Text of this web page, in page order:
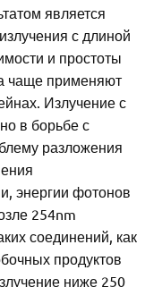
является
с длиной
и простоты
чаще применяют
Излучение с
в борьбе с
разложения
энергии фотонов
254nm
соединений, как
продуктов
ниже 250